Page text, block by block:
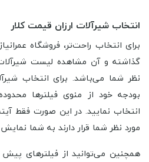
انتخاب شیرآلات ارزان قیمت کلار
برای انتخاب راحت‌تر، فروشگاه
گذاشته و آن مشاهده لیست
نظر شما می‌باشد. برای انتخاب
بودجه خود از منوی فیلترها
انتخاب نمایید. در این صورت فقط
مورد نظر شما قرار دارند به شما
همچنین می‌توانید از فیلترهای پیش